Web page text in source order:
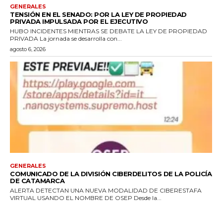
GENERALES
TENSIÓN EN EL SENADO: POR LA LEY DE PROPIEDAD
PRIVADA IMPULSADA POR EL EJECUTIVO
HUBO INCIDENTES MIENTRAS SE DEBATE LA LEY DE PROPIEDAD
PRIVADA La jornada se desarrolla con...
agosto 6, 2026
GENERALES
COMUNICADO DE LA DIVISIÓN CIBERDELITOS DE LA POLICÍA
DE CATAMARCA
ALERTA DETECTAN UNA NUEVA MODALIDAD DE CIBERESTAFA
VIRTUAL USANDO EL NOMBRE DE OSEP Desde la...